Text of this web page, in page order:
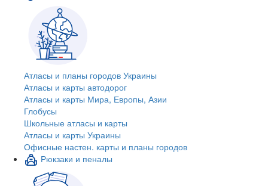
Атласы и планы городов Украины
Атласы и карты автодорог
Атласы и карты Мира, Европы, Азии
Глобусы
Школьные атласы и карты
Атласы и карты Украины
Офисные настен. карты и планы городов
Рюкзаки и пеналы